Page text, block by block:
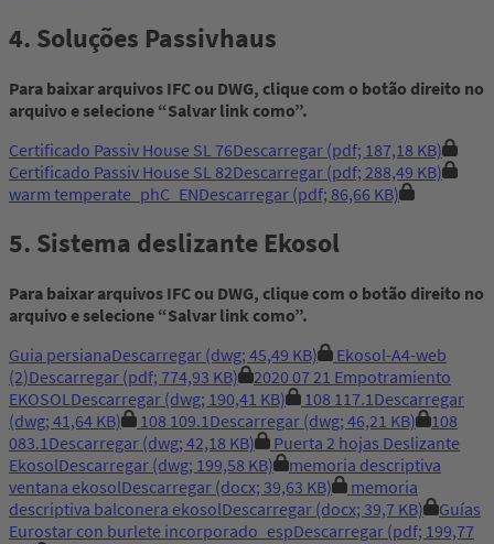
4. Soluções Passivhaus
Para baixar arquivos IFC ou DWG, clique com o botão direito no
arquivo e selecione “Salvar link como”.
Certificado Passiv House SL 76Descarregar (pdf; 187,18 KB)
Certificado Passiv House SL 82Descarregar (pdf; 288,49 KB)
warm temperate_phC_ENDescarregar (pdf; 86,66 KB)
5. Sistema deslizante Ekosol
Para baixar arquivos IFC ou DWG, clique com o botão direito no
arquivo e selecione “Salvar link como”.
Guia persianaDescarregar (dwg; 45,49 KB)
Ekosol-A4-web
(2)Descarregar (pdf; 774,93 KB)
2020 07 21 Empotramiento
EKOSOLDescarregar (dwg; 190,41 KB) 108 117.1Descarregar
(dwg; 41,64 KB)
108 109.1Descarregar (dwg; 46,21 KB)
108
083.1Descarregar (dwg; 42,18 KB)
Puerta 2 hojas Deslizante
EkosolDescarregar (dwg; 199,58 KB)
memoria descriptiva
ventana ekosolDescarregar (docx; 39,63 KB)
memoria
descriptiva balconera ekosolDescarregar (docx; 39,7 KB)
Guías
Eurostar con burlete incorporado_espDescarregar (pdf; 199,77